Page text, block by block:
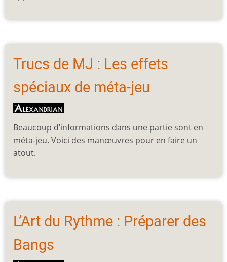
Trucs de MJ : Les effets
spéciaux de méta-jeu
Beaucoup d’informations dans une partie sont en
méta-jeu. Voici des manœuvres pour en faire un
atout.
L’Art du Rythme : Préparer des
Bangs